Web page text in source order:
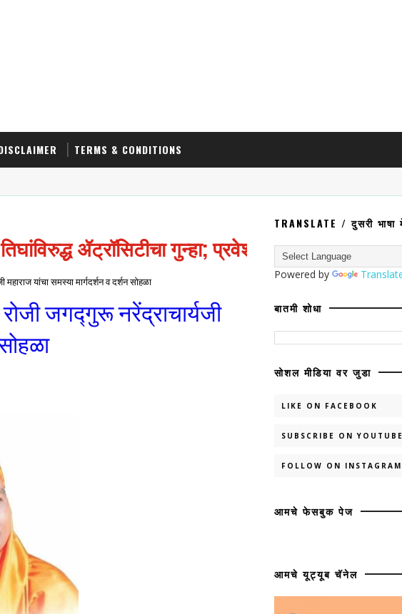
TERMS & CONDITIONS
ॲट्रॉसिटीचा गुन्हा; प्रवेश नाकारल्याचा व जातीय
यांचा समस्या मार्गदर्शन व दर्शन सोहळा
जगद्गुरू नरेंद्राचार्यजी
TRANSLATE / दुसरी
Powered by
बातमी शोधा
सोशल मीडिया वर जुडा
LIKE ON FACEBOOK
SUBSCRIBE ON YOUTUBE
FOLLOW ON INSTAGRAM
आमचे फेसबुक पेज
आमचे यूट्यूब चॅनेल